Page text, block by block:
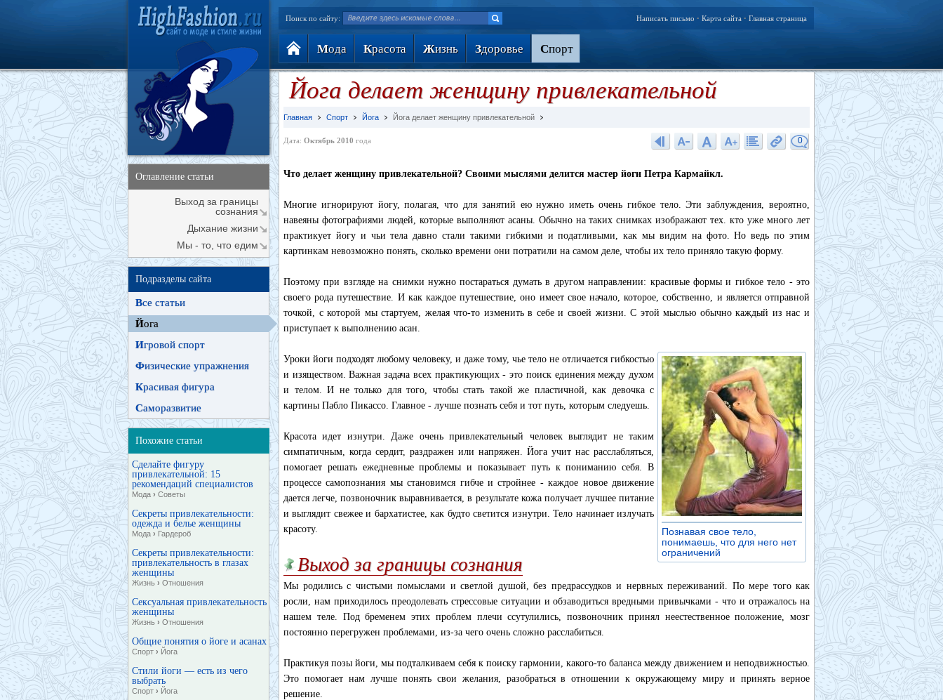
Поиск по сайту: Написать письмо • Карта сайта • Главная страница
Мода Красота Жизнь Здоровье Спорт
Оглавление статьи
Выход за границы
сознания
Дыхание жизни
Мы - то, что едим
Подразделы сайта
Все статьи
Йога
Игровой спорт
Физические упражнения
Красивая фигура
Саморазвитие
Похожие статьи
Сделайте фигуру
привлекательной: 15
рекомендаций специалистов
Мода › Советы
Секреты привлекательности:
одежда и белье женщины
Мода › Гардероб
Секреты привлекательности:
привлекательность в глазах
женщины
Жизнь › Отношения
Сексуальная привлекательность
женщины
Жизнь › Отношения
Общие понятия о йоге и асанах
Спорт › Йога
Стили йоги — есть из чего
выбрать
Спорт › Йога
Йога делает женщину привлекательной
Главная Спорт Йога Йога делает женщину привлекательной
Дата: Октябрь 2010 года 0
Что делает женщину привлекательной? Своими мыслями делится мастер йоги Петра Кармайкл.
Многие игнорируют йогу, полагая, что для занятий ею нужно иметь очень гибкое тело. Эти заблуждения, вероятно,
навеяны фотографиями людей, которые выполняют асаны. Обычно на таких снимках изображают тех. кто уже много лет
практикует йогу и чьи тела давно стали такими гибкими и податливыми, как мы видим на фото. Но ведь по этим
картинкам невозможно понять, сколько времени они потратили на самом деле, чтобы их тело приняло такую форму.
Поэтому при взгляде на снимки нужно постараться думать в другом направлении: красивые формы и гибкое тело - это
своего рода путешествие. И как каждое путешествие, оно имеет свое начало, которое, собственно, и является отправной
точкой, с которой мы стартуем, желая что-то изменить в себе и своей жизни. С этой мыслью обычно каждый из нас и
приступает к выполнению асан.
Познавая свое тело,
понимаешь, что для него нет
ограничений
Уроки йоги подходят любому человеку, и даже тому, чье тело не отличается гибкостью
и изяществом. Важная задача всех практикующих - это поиск единения между духом
и телом. И не только для того, чтобы стать такой же пластичной, как девочка с
картины Пабло Пикассо. Главное - лучше познать себя и тот путь, которым следуешь.
Красота идет изнутри. Даже очень привлекательный человек выглядит не таким
симпатичным, когда сердит, раздражен или напряжен. Йога учит нас расслабляться,
помогает решать ежедневные проблемы и показывает путь к пониманию себя. В
процессе самопознания мы становимся гибче и стройнее - каждое новое движение
дается легче, позвоночник выравнивается, в результате кожа получает лучшее питание
и выглядит свежее и бархатистее, как будто светится изнутри. Тело начинает излучать
красоту.
Выход за границы сознания
Мы родились с чистыми помыслами и светлой душой, без предрассудков и нервных переживаний. По мере того как
росли, нам приходилось преодолевать стрессовые ситуации и обзаводиться вредными привычками - что и отражалось на
нашем теле. Под бременем этих проблем плечи ссутулились, позвоночник принял неестественное положение, мозг
постоянно перегружен проблемами, из-за чего очень сложно расслабиться.
Практикуя позы йоги, мы подталкиваем себя к поиску гармонии, какого-то баланса между движением и неподвижностью.
Это помогает нам лучше понять свои желания, разобраться в отношении к окружающему миру и принять верное
решение.